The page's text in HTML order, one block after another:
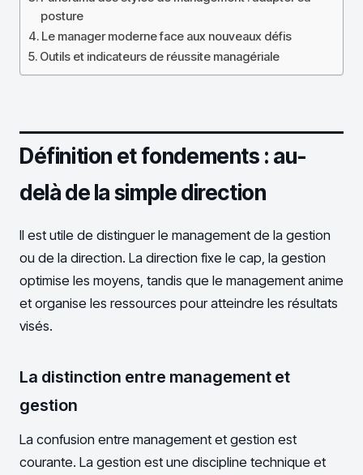
posture
Le manager moderne face aux nouveaux défis
Outils et indicateurs de réussite managériale
Définition et fondements : au-
delà de la simple direction
Il est utile de distinguer le management de la gestion
ou de la direction. La direction fixe le cap, la gestion
optimise les moyens, tandis que le management anime
et organise les ressources pour atteindre les résultats
visés.
La distinction entre management et
gestion
La confusion entre management et gestion est
courante. La gestion est une discipline technique et